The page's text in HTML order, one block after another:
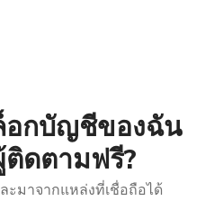
อกบัญชีของฉัน
ดตามฟรี?
มาจากแหล่งที่เชื่อถือได้